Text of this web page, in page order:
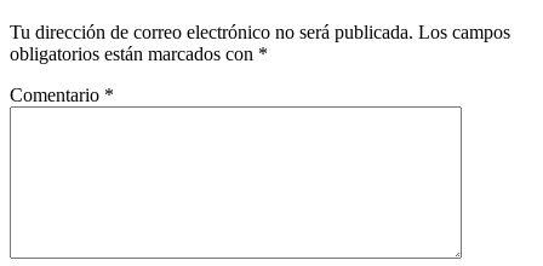
Tu dirección de correo electrónico no será publicada. Los campos
obligatorios están marcados con *
Comentario *